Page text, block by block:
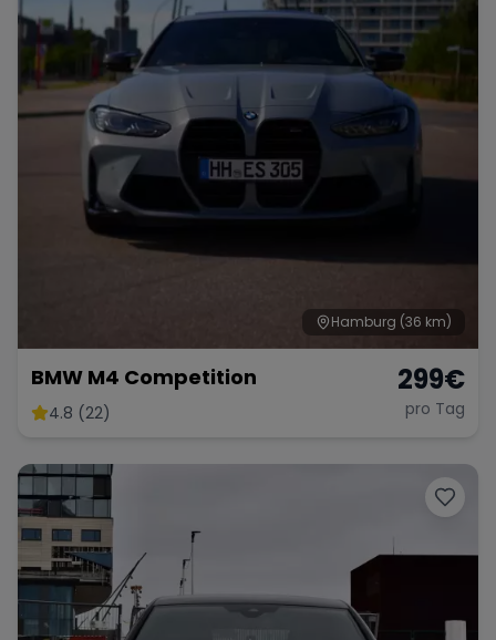
Hamburg (36 km)
BMW M4 Competition
4.8 (22)
299€
pro Tag